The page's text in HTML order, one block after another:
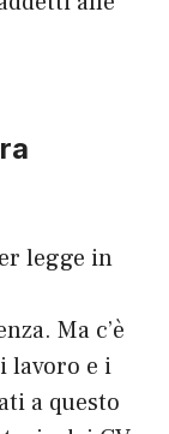
legge in
Ma c’è
lavoro e i
a questo